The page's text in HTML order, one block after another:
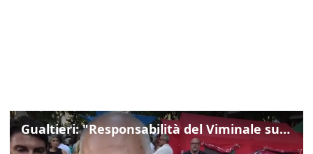
Gualtieri: "Responsabilità del Viminale su Spin Time? La posizione dei partiti è nota"